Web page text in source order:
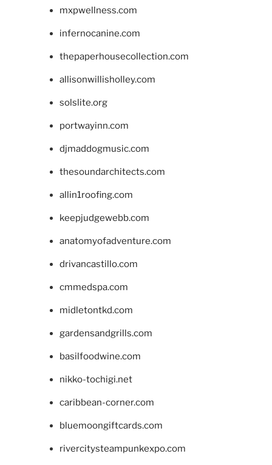
mxpwellness.com
infernocanine.com
thepaperhousecollection.com
allisonwillisholley.com
solslite.org
portwayinn.com
djmaddogmusic.com
thesoundarchitects.com
allin1roofing.com
keepjudgewebb.com
anatomyofadventure.com
drivancastillo.com
cmmedspa.com
midletontkd.com
gardensandgrills.com
basilfoodwine.com
nikko-tochigi.net
caribbean-corner.com
bluemoongiftcards.com
rivercitysteampunkexpo.com